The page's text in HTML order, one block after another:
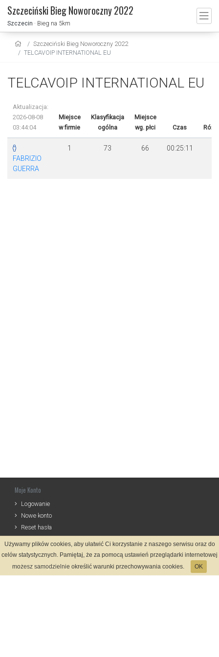
Szczeciński Bieg Noworoczny 2022
Szczecin · Bieg na 5km
Szczeciński Bieg Noworoczny 2022
TELCAVOIP INTERNATIONAL EU
TELCAVOIP INTERNATIONAL EU
Aktualizacja:
2026-08-08
03:44:04
Miejsce
w firmie
Klasyfikacja
ogólna
Miejsce
wg. płci
Czas
FABRIZIO
GUERRA
1 73 66 00:25:11
Moje Konto
Logowanie
Nowe konto
Reset hasła
Informacje
Zasady Rejestracji
Używamy plików cookies, aby ułatwić Ci korzystanie z naszego serwisu oraz do
celów statystycznych. Pamiętaj, że za pomocą ustawień przeglądarki internetowej
możesz samodzielnie określić warunki przechowywania cookies.
OK